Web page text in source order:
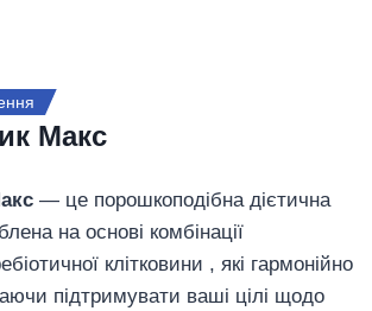
Макс
— це порошкоподібна дієтична
на основі комбінації
клітковини , які гармонійно
підтримувати ваші цілі щодо